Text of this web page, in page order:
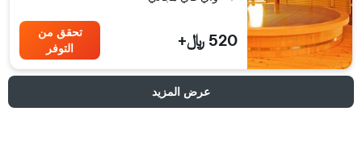
520 ﷼+
تحقق من
التوفر
عرض المزيد